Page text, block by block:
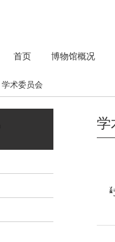
首页 博物馆概况
学术委员会
学